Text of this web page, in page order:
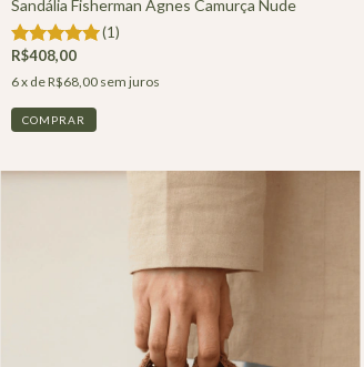
Sandália Fisherman Agnes Camurça Nude
(1)
R$408,00
6x deR$68,00 sem juros
COMPRAR